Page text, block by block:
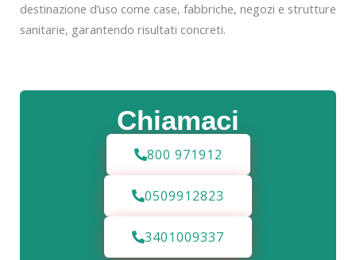
Chiamaci
800 971912
0509912823
3401009337
destinazione d’uso come case, fabbriche, negozi e strutture
sanitarie, garantendo risultati concreti.